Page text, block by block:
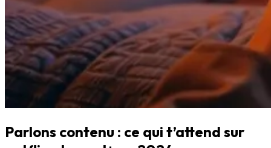
Parlons contenu : ce qui t’attend sur